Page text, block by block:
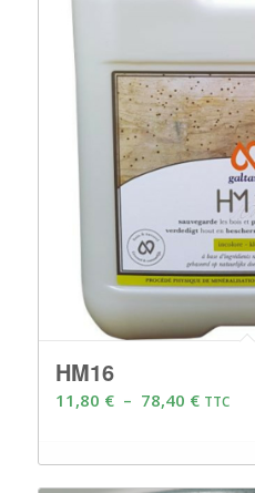
HM16
11,80 € – 78,40 €Plage
TTC